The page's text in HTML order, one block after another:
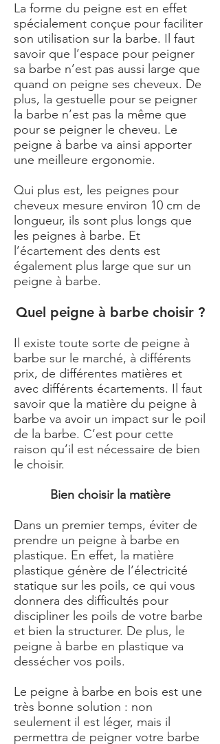
La forme du peigne est en effet
spécialement conçue pour faciliter
son utilisation sur la barbe. Il faut
savoir que l’espace pour peigner
sa barbe n’est pas aussi large que
quand on peigne ses cheveux. De
plus, la gestuelle pour se peigner
la barbe n’est pas la même que
pour se peigner le cheveu. Le
peigne à barbe va ainsi apporter
une meilleure ergonomie.
Qui plus est, les peignes pour
cheveux mesure environ 10 cm de
longueur, ils sont plus longs que
les peignes à barbe. Et
l’écartement des dents est
également plus large que sur un
peigne à barbe.
Quel peigne à barbe choisir ?
Il existe toute sorte de peigne à
barbe sur le marché, à différents
prix, de différentes matières et
avec différents écartements. Il faut
savoir que la matière du peigne à
barbe va avoir un impact sur le poil
de la barbe. C’est pour cette
raison qu’il est nécessaire de bien
le choisir.
Bien choisir la matière
Dans un premier temps, éviter de
prendre un peigne à barbe en
plastique. En effet, la matière
plastique génère de l’électricité
statique sur les poils, ce qui vous
donnera des difficultés pour
discipliner les poils de votre barbe
et bien la structurer. De plus, le
peigne à barbe en plastique va
dessécher vos poils.
Le peigne à barbe en bois est une
très bonne solution : non
seulement il est léger, mais il
permettra de peigner votre barbe